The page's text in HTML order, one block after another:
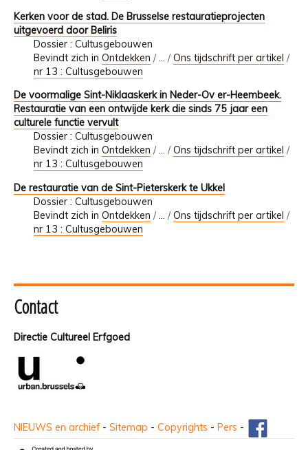
Kerken voor de stad. De Brusselse restauratieprojecten
uitgevoerd door Beliris
Dossier : Cultusgebouwen
Bevindt zich in Ontdekken /… /Ons tijdschrift per artikel /
nr 13 : Cultusgebouwen
De voormalige Sint-Niklaaskerk in Neder-Ov er-Heembeek.
Restauratie van een ontwijde kerk die sinds 75 jaar een
culturele functie vervult
Dossier : Cultusgebouwen
Bevindt zich in Ontdekken /… /Ons tijdschrift per artikel /
nr 13 : Cultusgebouwen
De restauratie van de Sint-Pieterskerk te Ukkel
Dossier : Cultusgebouwen
Bevindt zich in Ontdekken /… /Ons tijdschrift per artikel /
nr 13 : Cultusgebouwen
Contact
Directie Cultureel Erfgoed
NIEUWS en archief - Sitemap - Copyrights - Pers -